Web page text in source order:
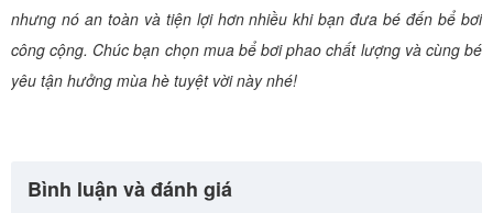
nhưng nó an toàn và tiện lợi hơn nhiều khi bạn đưa bé đến bể bơi
công cộng. Chúc bạn chọn mua bể bơi phao chất lượng và cùng bé
yêu tận hưởng mùa hè tuyệt vời này nhé!
Bình luận và đánh giá